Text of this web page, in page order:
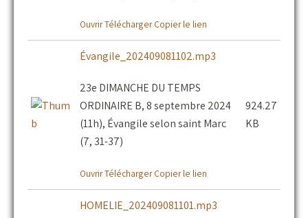
OuvrirTélécharger Copier le lien
Évangile_202409081102.mp3
23e DIMANCHE DU TEMPS
ORDINAIRE B, 8 septembre 2024
(11h), Évangile selon saint Marc
(7, 31-37)
OuvrirTélécharger Copier le lien
924.27
KB
HOMELIE_202409081101.mp3